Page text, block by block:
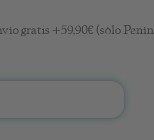
gratis +59,90€ (sólo